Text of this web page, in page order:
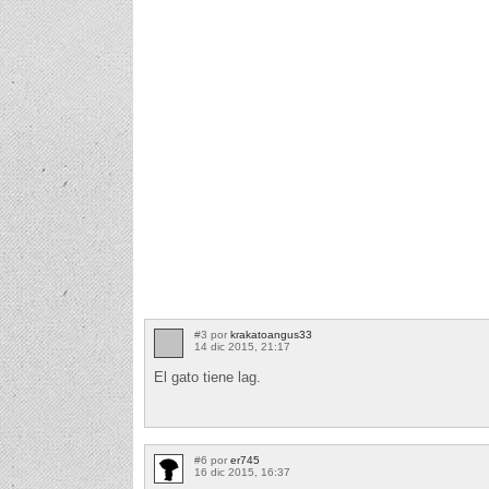
#3 por krakatoangus33
14 dic 2015, 21:17
El gato tiene lag.
#6 por er745
16 dic 2015, 16:37